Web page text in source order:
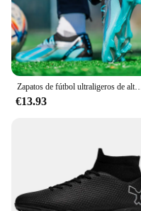
Zapatos de fútbol ultraligeros de alta calidad para hombres, tacos de fútbol de césped antideslizantes para
€13.93